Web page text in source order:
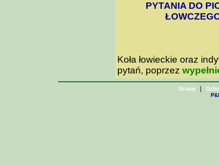
PYTANIA DO
Koła łowieckie oraz
pytań, poprzez
Szukaj